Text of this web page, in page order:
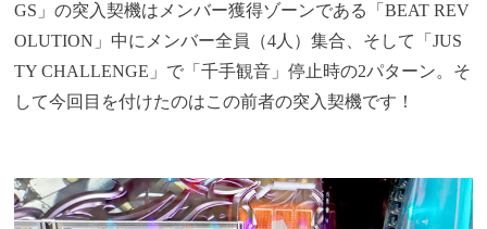
GS」の突入契機はメンバー獲得ゾーンである「BEAT REV
OLUTION」中にメンバー全員（4人）集合、そして「JUS
TY CHALLENGE」で「千手観音」停止時の2パターン。そ
して今回目を付けたのはこの前者の突入契機です！